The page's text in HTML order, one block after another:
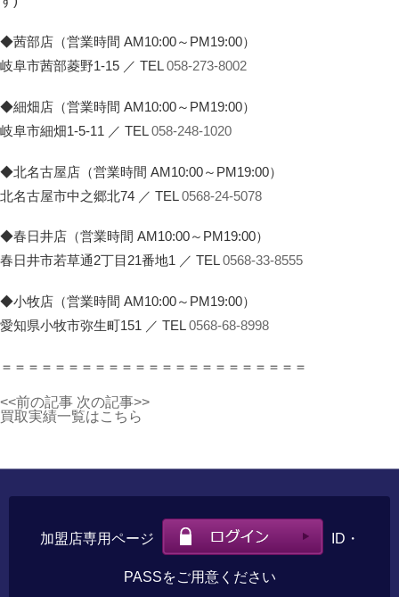
◆茜部店（営業時間 AM10:00～PM19:00）
岐阜市茜部菱野1-15 ／ TEL058-273-8002
◆細畑店（営業時間 AM10:00～PM19:00）
岐阜市細畑1-5-11 ／ TEL058-248-1020
◆北名古屋店（営業時間 AM10:00～PM19:00）
北名古屋市中之郷北74 ／ TEL0568-24-5078
◆春日井店（営業時間 AM10:00～PM19:00）
春日井市若草通2丁目21番地1 ／ TEL0568-33-8555
◆小牧店（営業時間 AM10:00～PM19:00）
愛知県小牧市弥生町151 ／ TEL0568-68-8998
＝＝＝＝＝＝＝＝＝＝＝＝＝＝＝＝＝＝＝＝＝＝＝
<<前の記事 次の記事>>
買取実績一覧はこちら
加盟店専用ページ ID・
PASSをご用意ください